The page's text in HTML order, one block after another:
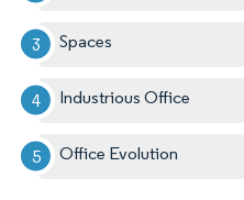
Spaces
Industrious Office
Office Evolution